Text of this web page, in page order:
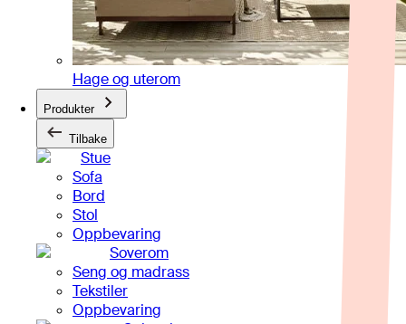
Hage og uterom
Produkter
Tilbake
Stue
Sofa
Bord
Stol
Oppbevaring
Soverom
Seng og madrass
Tekstiler
Oppbevaring